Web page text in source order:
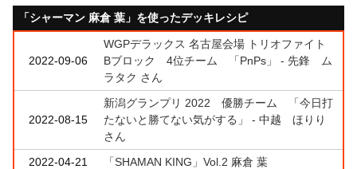
「シャーマン 麻倉 葉」を使ったデッキレシピ
2022-09-06
WGPデラックス 名古屋会場 トリオファイト
Bブロック 4位チーム 「PnPs」 - 先鋒 ム
ラタク さん
2022-08-15
新潟グランプリ 2022 優勝チーム 「今日打
たないと勝てない気がする」 - 中越 ほりり
さん
2022-04-21
「SHAMAN KING」Vol.2 麻倉 葉